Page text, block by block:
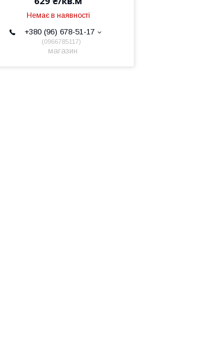
Немає в наявності
+380 (96) 678-51-17
0966785117
магазин